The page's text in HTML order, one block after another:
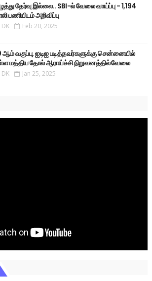
தேர்வு இல்லை.. SBI-ல் வேலை வாய்ப்பு - 1,194
பணியிடம் அறிவிப்பு
DK Feb 20, 2025
ஆம் வகுப்பு, ஐடிஐ படித்தவர்களுக்கு சென்னையில்
மத்திய தோல் ஆராய்ச்சி நிறுவனத்தில் வேலை
DK Jan 25, 2025